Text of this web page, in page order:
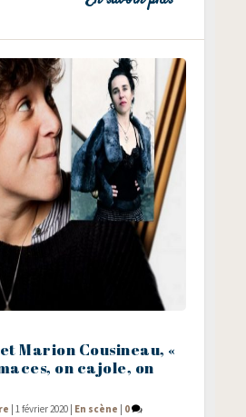
Marion Cousineau, «
on cajole, on
|1 février 2020 En scène 0